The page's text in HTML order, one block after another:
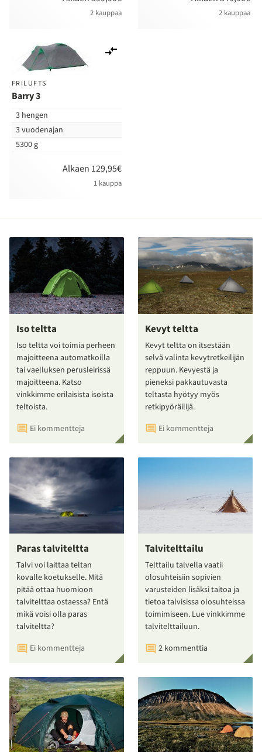
2 kauppaa 2 kauppaa
FRILUFTS
Barry 3
3 hengen
3 vuodenajan
5300 g
Alkaen 129,95€
1 kauppa
Iso teltta
Iso teltta voi toimia perheen
majoitteena automatkoilla
tai vaelluksen perusleirissä
majoitteena. Katso
vinkkimme erilaisista isoista
teltoista.
Ei kommentteja
Kevyt teltta
Kevyt teltta on itsestään
selvä valinta kevytretkeilijän
reppuun. Kevyestä ja
pieneksi pakkautuvasta
teltasta hyötyy myös
retkipyöräilijä.
Ei kommentteja
Paras talviteltta
Talvi voi laittaa teltan
kovalle koetukselle. Mitä
pitää ottaa huomioon
talvitelttaa ostaessa? Entä
mikä voisi olla paras
talviteltta?
Ei kommentteja
Talvitelttailu
Telttailu talvella vaatii
olosuhteisiin sopivien
varusteiden lisäksi taitoa ja
tietoa talvisissa olosuhteissa
toimimiseen. Lue vinkkimme
talvitelttailuun.
2 kommenttia